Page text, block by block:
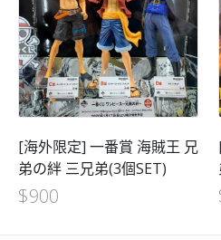
[海外限定] 一番賞 海賊王 兄
弟の絆 三兄弟(3個SET)
$900